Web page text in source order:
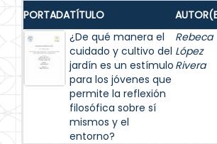
PORTADATÍTULO
¿De qué manera el
cuidado y cultivo del
jardín es un estímulo
para los jóvenes que
permite la reflexión
filosófica sobre sí
mismos y el
entorno?
Rebeca
López
Rivera